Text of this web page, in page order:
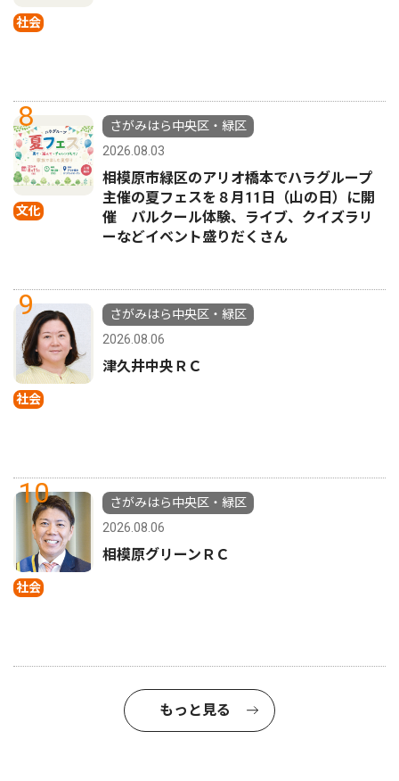
社会
8
文化
さがみはら中央区・緑区
2026.08.03
相模原市緑区のアリオ橋本でハラグループ
主催の夏フェスを８月11日（山の日）に開
催 パルクール体験、ライブ、クイズラリ
ーなどイベント盛りだくさん
9
社会
さがみはら中央区・緑区
2026.08.06
津久井中央ＲＣ
10
社会
さがみはら中央区・緑区
2026.08.06
相模原グリーンＲＣ
もっと見る